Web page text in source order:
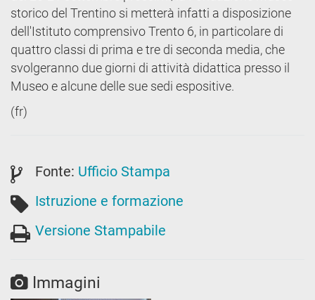
storico del Trentino si metterà infatti a disposizione
dell'Istituto comprensivo Trento 6, in particolare di
quattro classi di prima e tre di seconda media, che
svolgeranno due giorni di attività didattica presso il
Museo e alcune delle sue sedi espositive.
(fr)
Fonte: Ufficio Stampa
Istruzione e formazione
Versione Stampabile
Immagini